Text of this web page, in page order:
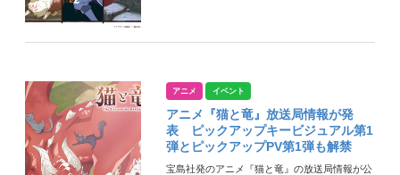
アニメ イベント
アニメ『猫と竜』放送局情報が発
表 ピックアップキービジュアル第1
弾とピックアップPV第1弾も解禁
宝島社発のアニメ『猫と竜』の放送局情報が公